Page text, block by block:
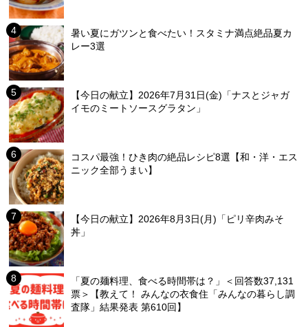
暑い夏にガツンと食べたい！スタミナ満点絶品夏カ
レー3選
【今日の献立】2026年7月31日(金)「ナスとジャガ
イモのミートソースグラタン」
コスパ最強！ひき肉の絶品レシピ8選【和・洋・エス
ニック全部うまい】
【今日の献立】2026年8月3日(月)「ピリ辛肉みそ
丼」
「夏の麺料理、食べる時間帯は？」＜回答数37,131
票＞【教えて！ みんなの衣食住「みんなの暮らし調
査隊」結果発表 第610回】